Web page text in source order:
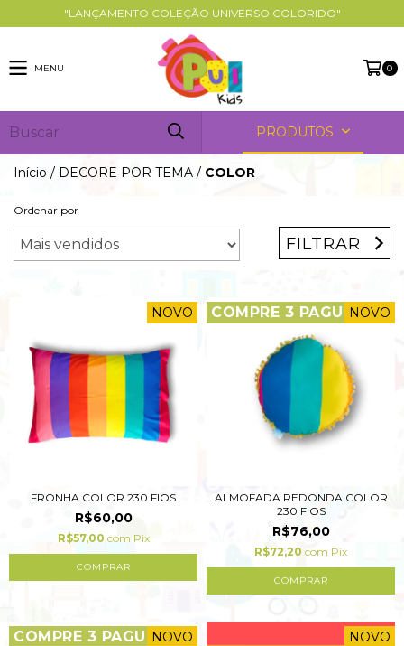
"LANÇAMENTO COLEÇÃO UNIVERSO COLORIDO"
MENU 0
PRODUTOS
Início / DECORE POR TEMA / COLOR
Ordenar por
FILTRAR
NOVO
FRONHA COLOR 230 FIOS
R$60,00
R$57,00 com Pix
COMPRAR
COMPRE 3 PAGUE 2NOVO
ALMOFADA REDONDA COLOR
230 FIOS
R$76,00
R$72,20 com Pix
COMPRE 3 PAGUE 2NOVO NOVO